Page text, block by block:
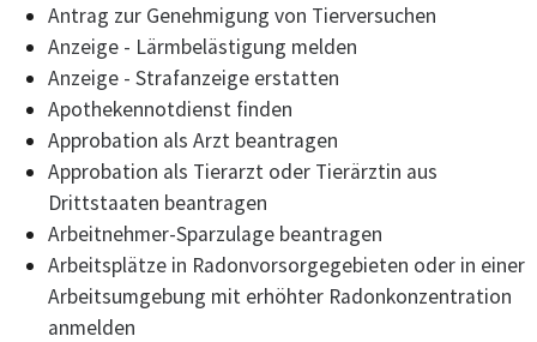
Antrag zur Genehmigung von Tierversuchen
Anzeige - Lärmbelästigung melden
Anzeige - Strafanzeige erstatten
Apothekennotdienst finden
Approbation als Arzt beantragen
Approbation als Tierarzt oder Tierärztin aus
Drittstaaten beantragen
Arbeitnehmer-Sparzulage beantragen
Arbeitsplätze in Radonvorsorgegebieten oder in einer
Arbeitsumgebung mit erhöhter Radonkonzentration
anmelden